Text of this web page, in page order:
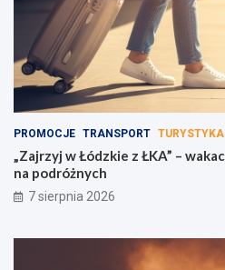
PROMOCJE TRANSPORT TURYSTYKA
„Zajrzyj w Łódzkie z ŁKA” –
na podróżnych
7 sierpnia 2026